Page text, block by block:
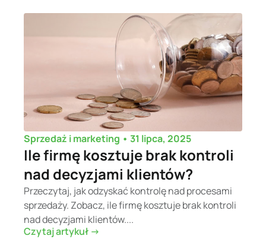
Sprzedaż i marketing • 31 lipca, 2025
Ile firmę kosztuje brak kontroli
nad decyzjami klientów?
Przeczytaj, jak odzyskać kontrolę nad procesami
sprzedaży. Zobacz, ile firmę kosztuje brak kontroli
nad decyzjami klientów....
Czytaj artykuł ->